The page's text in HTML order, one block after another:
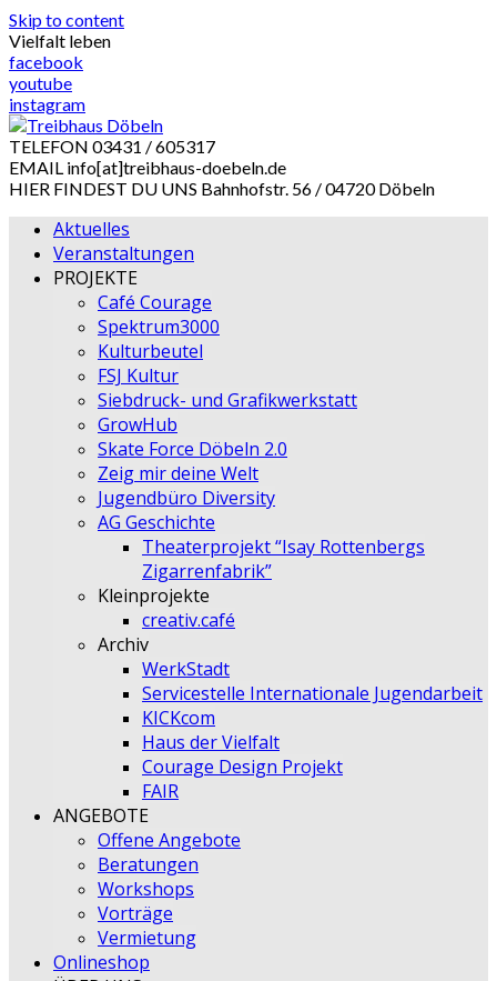
Skip to content
Vielfalt leben
facebook
youtube
instagram
TELEFON 03431 / 605317
EMAIL info[at]treibhaus-doebeln.de
HIER FINDEST DU UNS Bahnhofstr. 56 / 04720 Döbeln
Aktuelles
Veranstaltungen
PROJEKTE
Café Courage
Spektrum3000
Kulturbeutel
FSJ Kultur
Siebdruck- und Grafikwerkstatt
GrowHub
Skate Force Döbeln 2.0
Zeig mir deine Welt
Jugendbüro Diversity
AG Geschichte
Theaterprojekt “Isay Rottenbergs
Zigarrenfabrik”
Kleinprojekte
creativ.café
Archiv
WerkStadt
Servicestelle Internationale Jugendarbeit
KICKcom
Haus der Vielfalt
Courage Design Projekt
FAIR
ANGEBOTE
Offene Angebote
Beratungen
Workshops
Vorträge
Vermietung
Onlineshop